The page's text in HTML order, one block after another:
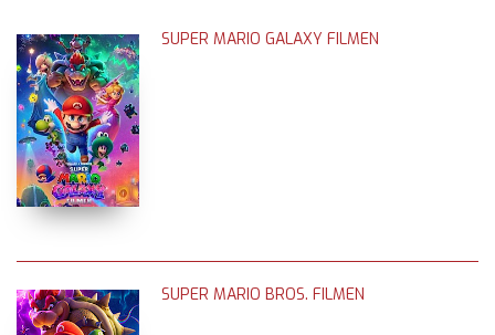
SUPER MARIO GALAXY FILMEN
SUPER MARIO BROS. FILMEN